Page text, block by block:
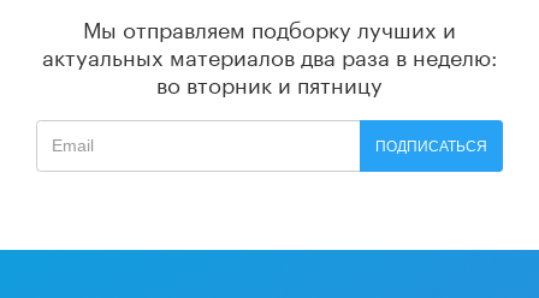
Мы отправляем подборку лучших и
актуальных материалов два раза в неделю:
во вторник и пятницу
ПОДПИСАТЬСЯ